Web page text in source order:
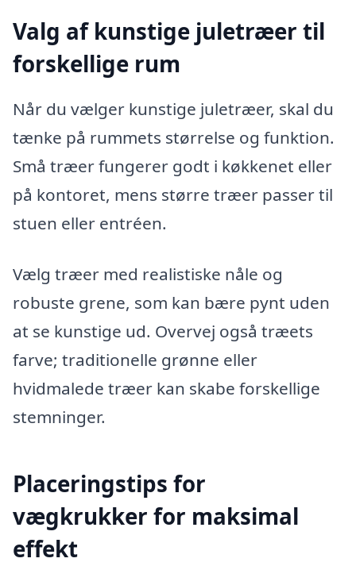
Valg af kunstige juletræer til
forskellige rum
Når du vælger kunstige juletræer, skal du
tænke på rummets størrelse og funktion.
Små træer fungerer godt i køkkenet eller
på kontoret, mens større træer passer til
stuen eller entréen.
Vælg træer med realistiske nåle og
robuste grene, som kan bære pynt uden
at se kunstige ud. Overvej også træets
farve; traditionelle grønne eller
hvidmalede træer kan skabe forskellige
stemninger.
Placeringstips for
vægkrukker for maksimal
effekt